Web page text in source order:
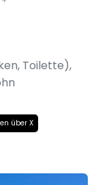
Toilette),
über X